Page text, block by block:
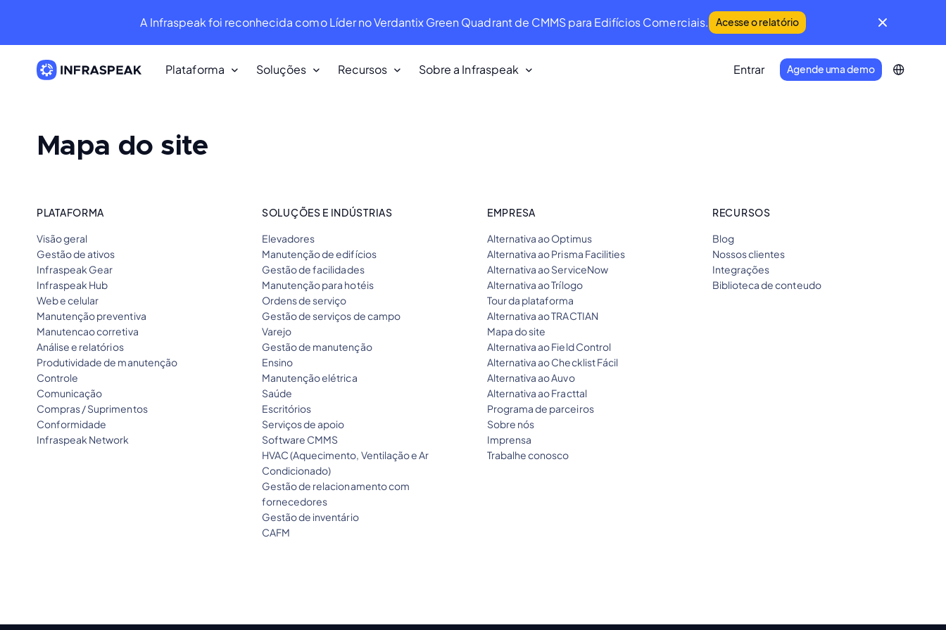
A Infraspeak foi reconhecida como Líder no Verdantix Green Quadrant de CMMS para Edifícios Comerciais. Acesse o relatório
Plataforma Soluções Recursos Sobre a Infraspeak Entrar Agende uma demo
Biblioteca de conteúdo
O melhor conteúdo sobre facilities e
Infraspeak Academy
tecnologia à Infraspeak.
Mapa do site
PLATAFORMA
Visão geral
Gestão de ativos
Infraspeak Gear
Infraspeak Hub
Web e celular
Manutenção preventiva
Manutencao corretiva
Análise e relatórios
Produtividade de manutenção
Controle
Comunicação
Compras / Suprimentos
Conformidade
Infraspeak Network
SOLUÇÕES E INDÚSTRIAS
Elevadores
Manutenção de edifícios
Gestão de facilidades
Manutenção para hotéis
Ordens de serviço
Gestão de serviços de campo
Varejo
Gestão de manutenção
Ensino
Manutenção elétrica
Saúde
Escritórios
Serviços de apoio
Software CMMS
HVAC (Aquecimento, Ventilação e Ar
Condicionado)
Gestão de relacionamento com
fornecedores
Gestão de inventário
CAFM
EMPRESA
Alternativa ao Optimus
Alternativa ao Prisma Facilities
Alternativa ao ServiceNow
Alternativa ao Trílogo
Tour da plataforma
Alternativa ao TRACTIAN
Mapa do site
Alternativa ao Field Control
Alternativa ao Checklist Fácil
Alternativa ao Auvo
Alternativa ao Fracttal
Programa de parceiros
Sobre nós
Imprensa
Trabalhe conosco
RECURSOS
Blog
Nossos clientes
Integrações
Biblioteca de conteudo